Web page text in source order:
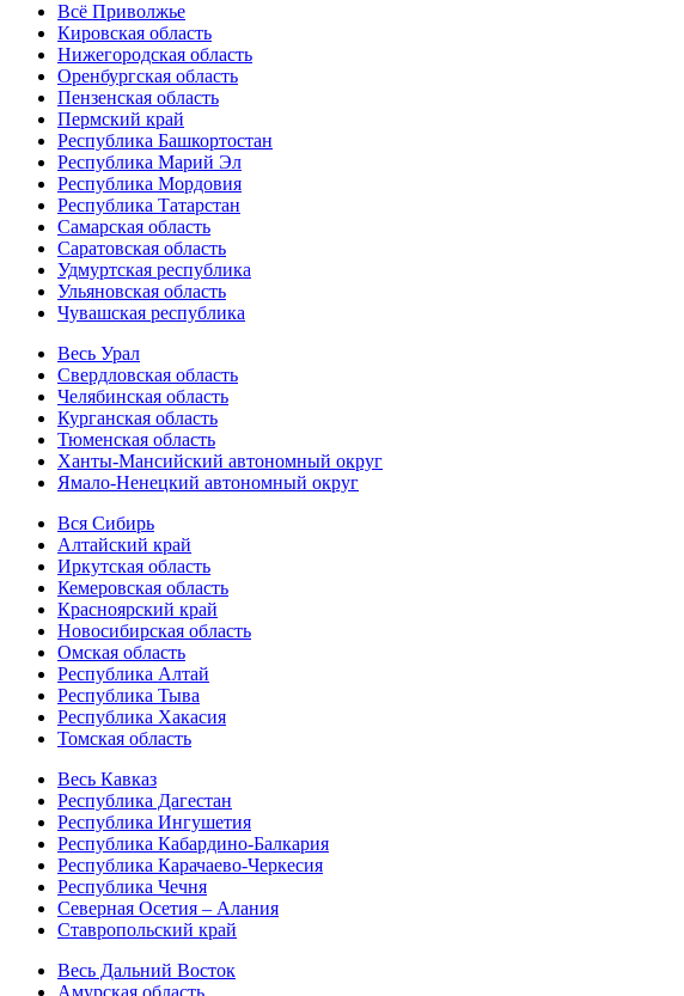
Всё Приволжье
Кировская область
Нижегородская область
Оренбургская область
Пензенская область
Пермский край
Республика Башкортостан
Республика Марий Эл
Республика Мордовия
Республика Татарстан
Самарская область
Саратовская область
Удмуртская республика
Ульяновская область
Чувашская республика
Весь Урал
Свердловская область
Челябинская область
Курганская область
Тюменская область
Ханты-Мансийский автономный округ
Ямало-Ненецкий автономный округ
Вся Сибирь
Алтайский край
Иркутская область
Кемеровская область
Красноярский край
Новосибирская область
Омская область
Республика Алтай
Республика Тыва
Республика Хакасия
Томская область
Весь Кавказ
Республика Дагестан
Республика Ингушетия
Республика Кабардино-Балкария
Республика Карачаево-Черкесия
Республика Чечня
Северная Осетия – Алания
Ставропольский край
Весь Дальний Восток
Амурская область